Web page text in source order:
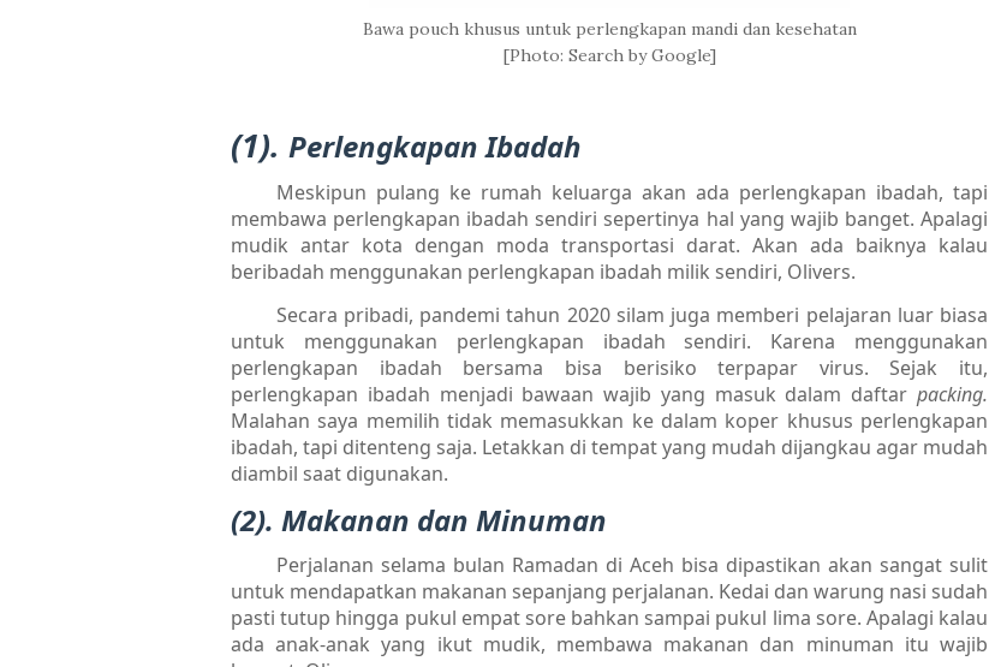
Bawa pouch khusus untuk perlengkapan mandi dan kesehatan
[Photo: Search by Google]
(1). Perlengkapan Ibadah
Meskipun pulang ke rumah keluarga akan ada perlengkapan ibadah, tapi
membawa perlengkapan ibadah sendiri sepertinya hal yang wajib banget. Apalagi
mudik antar kota dengan moda transportasi darat. Akan ada baiknya kalau
beribadah menggunakan perlengkapan ibadah milik sendiri, Olivers.
Secara pribadi, pandemi tahun 2020 silam juga memberi pelajaran luar biasa
untuk menggunakan perlengkapan ibadah sendiri. Karena menggunakan
perlengkapan ibadah bersama bisa berisiko terpapar virus. Sejak itu,
perlengkapan ibadah menjadi bawaan wajib yang masuk dalam daftar packing.
Malahan saya memilih tidak memasukkan ke dalam koper khusus perlengkapan
ibadah, tapi ditenteng saja. Letakkan di tempat yang mudah dijangkau agar mudah
diambil saat digunakan.
(2). Makanan dan Minuman
Perjalanan selama bulan Ramadan di Aceh bisa dipastikan akan sangat sulit
untuk mendapatkan makanan sepanjang perjalanan. Kedai dan warung nasi sudah
pasti tutup hingga pukul empat sore bahkan sampai pukul lima sore. Apalagi kalau
ada anak-anak yang ikut mudik, membawa makanan dan minuman itu wajib